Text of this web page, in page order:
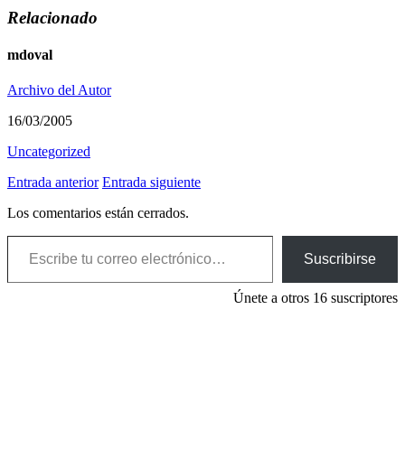
Relacionado
mdoval
Archivo del Autor
16/03/2005
Uncategorized
Entrada anterior Entrada siguiente
Los comentarios están cerrados.
Escribe tu correo electrónico…
Suscribirse
Únete a otros 16 suscriptores